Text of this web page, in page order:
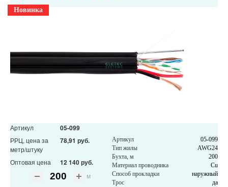
Новинка
Артикул 05-099
РРЦ, цена за
метр/штуку
78,91 руб.
Оптовая цена 12 140 руб.
м
Артикул
05-099
Тип жилы
AWG24
Бухта, м
200
Материал проводника
Cu
Способ прокладки
наружный
Трос
да